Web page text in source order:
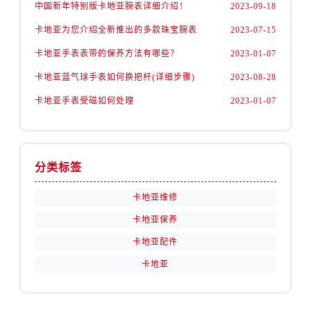
中国新年特别版卡地亚腕表详细介绍！ 2023-09-18
卡地亚为您介绍全新推出的多款珠宝腕表 2023-07-15
卡地亚手表表带的保养方法有哪些？ 2023-01-07
卡地亚蓝气球手表如何换把杆(详细步骤) 2023-08-28
卡地亚手表受磁如何处理 2023-01-07
分类标签
卡地亚维修
卡地亚保养
卡地亚配件
卡地亚